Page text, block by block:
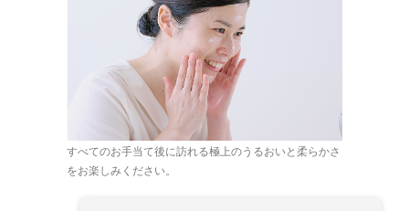
すべてのお手当て後に訪れる極上のうるおいと柔らかさ
をお楽しみください。